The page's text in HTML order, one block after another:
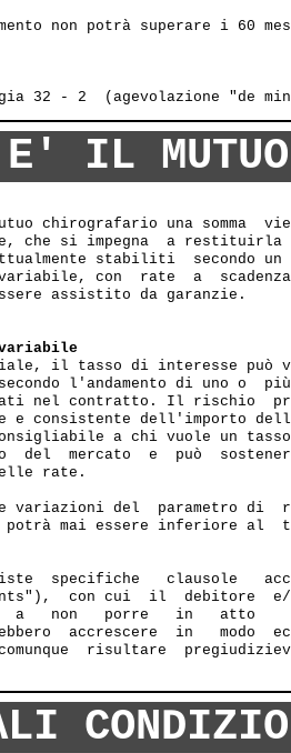
non potrà superare i 60
IL MUTUO
chirografario una somma
che si impegna  a restituirla
stabiliti  secondo
variabile, con  rate  a
assistito da garanzie.
il tasso di interesse può
l'andamento di uno o
nel contratto. Il rischio
e consistente dell'importo
a chi vuole un tasso
del  mercato  e  può
rate.
variazioni del  parametro di
mai essere inferiore al
specifiche   clausole
con cui  il  debitore
a   non   porre   in   atto
accrescere  in   modo
risultare